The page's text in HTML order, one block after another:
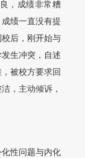
，成绩非常糟
绩一直没有提
后，刚开始与
生冲突，自述
被校方要求回
，主动倾诉，
性问题与内化